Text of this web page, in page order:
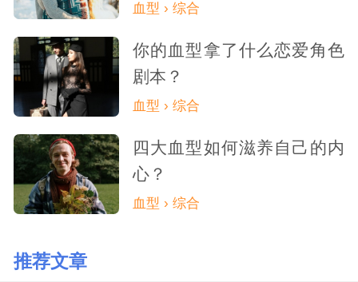
血型 › 综合
你的血型拿了什么恋爱角色
剧本？
血型 › 综合
四大血型如何滋养自己的内
心？
血型 › 综合
推荐文章